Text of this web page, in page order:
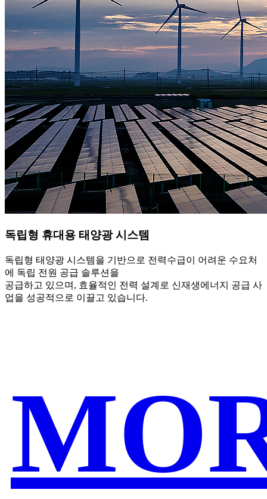
독립형 휴대용 태양광 시스템
독립형 태양광 시스템을 기반으로 전력수급이 어려운 수요처
에 독립 전원 공급 솔루션을
공급하고 있으며, 효율적인 전력 설계로 신재생에너지 공급 사
업을 성공적으로 이끌고 있습니다.